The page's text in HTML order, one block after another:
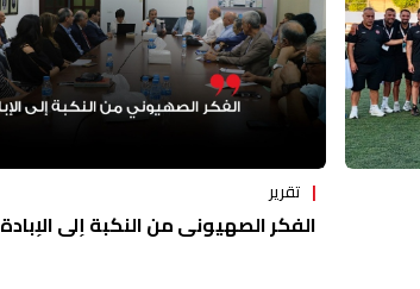
تقرير
الفكر الصهيوني من النكبة إلى الإبادة